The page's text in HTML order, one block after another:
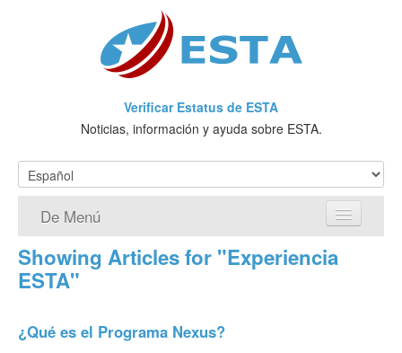
Verificar Estatus de ESTA
Noticias, información y ayuda sobre ESTA.
De Menú
Página de inicio
¿Qué es ESTA?
Showing Articles for "Experiencia
ESTA"
¿Qué es el Programa Nexus?